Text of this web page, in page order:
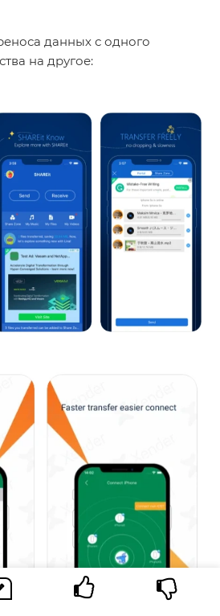
данных с одного
на другое: